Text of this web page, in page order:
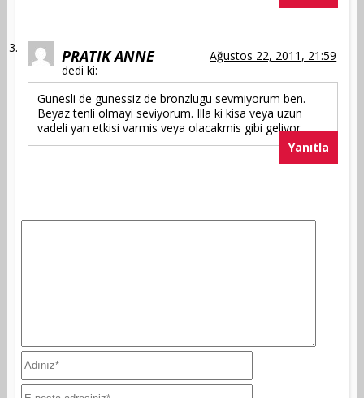
PRATIK ANNE
dedi ki:
Ağustos 22, 2011, 21:59
Gunesli de gunessiz de bronzlugu sevmiyorum ben.
Beyaz tenli olmayi seviyorum. Illa ki kisa veya uzun
vadeli yan etkisi varmis veya olacakmis gibi geliyor.
Yanıtla